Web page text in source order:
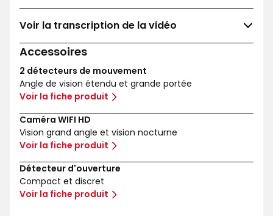
Voir la transcription de la vidéo
Accessoires
2 détecteurs de mouvement
Angle de vision étendu et grande portée
Voir la fiche produit
Caméra WIFI HD
Vision grand angle et vision nocturne
Voir la fiche produit
Détecteur d'ouverture
Compact et discret
Voir la fiche produit